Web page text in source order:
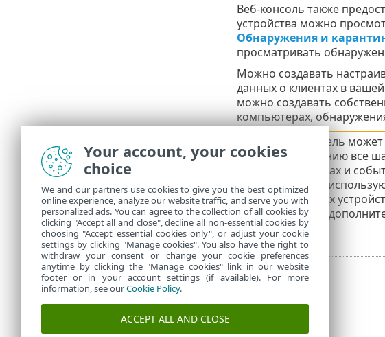
Веб-консоль также
устройства можно
Обнаружения и
просматривать
Можно создавать
данных о клиентах в
можно создавать
компьютерах,
Пользователь
По умолчанию все
компьютерах и
совместно
только о тех
получения
Your account, your cookies
choice
We and our partners use cookies to give you the best optimized
online experience, analyze our website traffic, and serve you with
personalized ads. You can agree to the collection of all cookies by
clicking "Accept all and close", decline all non-essential cookies by
choosing "Accept essential cookies only", or adjust your cookie
settings by clicking "Manage cookies". You also have the right to
withdraw your consent or change your cookie preferences
anytime by clicking the "Manage cookies" link in our website
footer or in your account settings (if available). For more
information, see ourCookie Policy.
ACCEPT ALL AND CLOSE